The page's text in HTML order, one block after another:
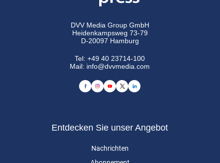
DVV Media Group GmbH
Heidenkampsweg 73-79
D-20097 Hamburg
Tel:+49 40 23714-100
Mail: info@dvvmedia.com
Entdecken Sie unser Angebot
Nachrichten